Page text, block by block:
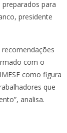
para
presidente
recomendações
com o
como figura
que
analisa.